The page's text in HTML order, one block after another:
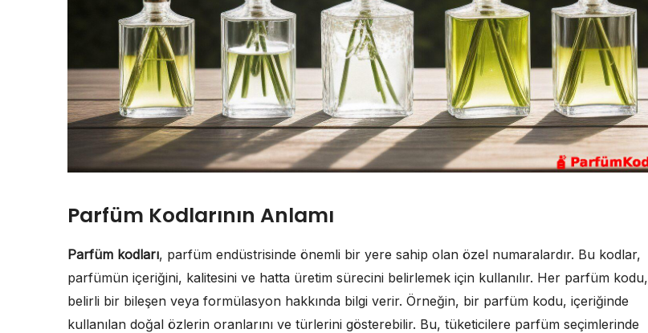
Parfüm Kodlarının Anlamı
Parfüm kodları, parfüm endüstrisinde önemli bir yere sahip olan özel numaralardır. Bu kodlar,
parfümün içeriğini, kalitesini ve hatta üretim sürecini belirlemek için kullanılır. Her parfüm kodu,
belirli bir bileşen veya formülasyon hakkında bilgi verir. Örneğin, bir parfüm kodu, içeriğinde
kullanılan doğal özlerin oranlarını ve türlerini gösterebilir. Bu, tüketicilere parfüm seçimlerinde